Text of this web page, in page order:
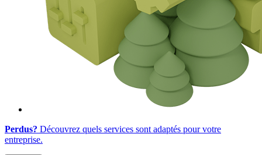
Perdus? Découvrez quels services sont adaptés pour votre
entreprise.